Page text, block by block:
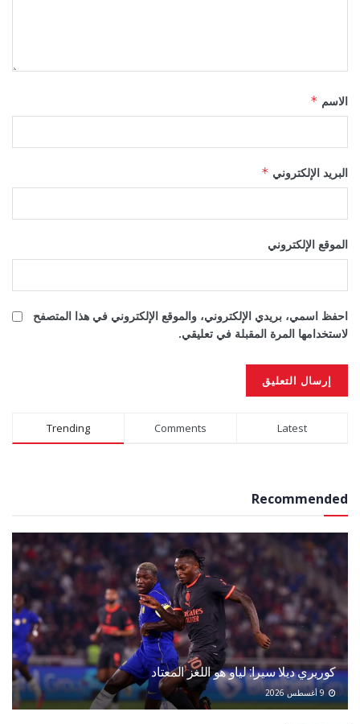
الاسم *
البريد الإلكتروني *
الموقع الإلكتروني
احفظ اسمي، بريدي الإلكتروني، والموقع الإلكتروني في هذا المتصفح
لاستخدامها المرة المقبلة في تعليقي.
Alternative:
Trending Comments Latest
Recommended
كوريري ديلا سيرا: لياو هو اللغز المعتاد